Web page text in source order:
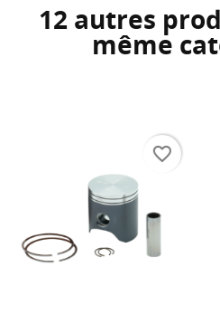
12 autres
même
favorite_border